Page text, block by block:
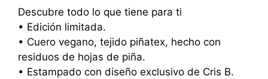
Descubre todo lo que tiene para ti
• Edición limitada.
• Cuero vegano, tejido piñatex, hecho con
residuos de hojas de piña.
• Estampado con diseño exclusivo de Cris B.